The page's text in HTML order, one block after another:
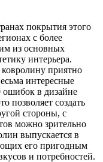
покрытия этого
с более
из основных
интерьера.
приятно
интересные
ошибок в дизайне
позволяет создать
стороны, с
можно зрительно
выпускается в
его пригодным
и потребностей.